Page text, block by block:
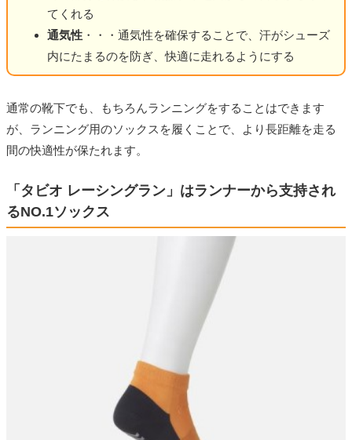
てくれる
通気性 ・・・通気性を確保することで、汗がシューズ
内にたまるのを防ぎ、快適に走れるようにする
通常の靴下でも、もちろんランニングをすることはできます
が、ランニング用のソックスを履くことで、より長距離を走る
間の快適性が保たれます。
「タビオ レーシングラン」はランナーから支持され
るNO.1ソックス